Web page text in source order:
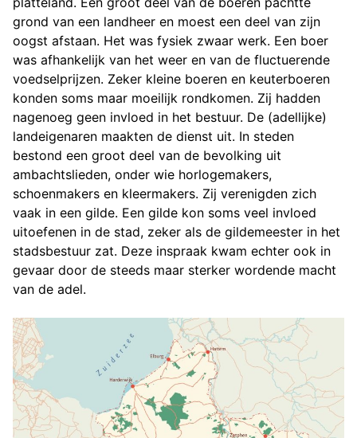
grond van een landheer en moest een deel van zijn
oogst afstaan. Het was fysiek zwaar werk. Een boer
was afhankelijk van het weer en van de fluctuerende
voedselprijzen. Zeker kleine boeren en keuterboeren
konden soms maar moeilijk rondkomen. Zij hadden
nagenoeg geen invloed in het bestuur. De (adellijke)
landeigenaren maakten de dienst uit. In steden
bestond een groot deel van de bevolking uit
ambachtslieden, onder wie horlogemakers,
schoenmakers en kleermakers. Zij verenigden zich
vaak in een gilde. Een gilde kon soms veel invloed
uitoefenen in de stad, zeker als de gildemeester in het
stadsbestuur zat. Deze inspraak kwam echter ook in
gevaar door de steeds maar sterker wordende macht
van de adel.